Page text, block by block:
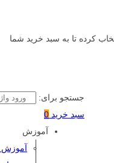
کرده تا به سبد خرید شما
جستجو برای:
سبد خرید 0
آموزش
آموزش